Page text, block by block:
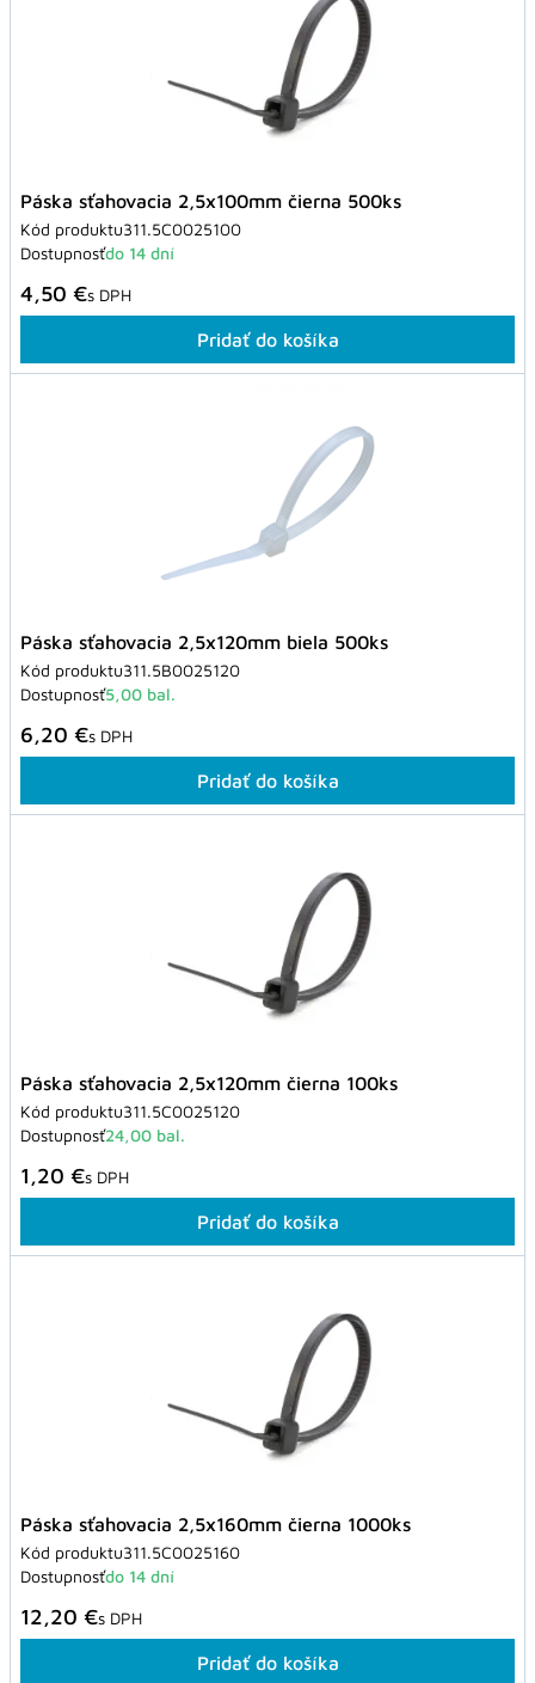
Páska sťahovacia 2,5x100mm čierna 500ks
Kód produktu311.5C0025100
Dostupnosťdo 14 dní
4,50 €s DPH
Pridať do košíka
Páska sťahovacia 2,5x120mm biela 500ks
Kód produktu311.5B0025120
Dostupnosť5,00 bal.
6,20 €s DPH
Pridať do košíka
Páska sťahovacia 2,5x120mm čierna 100ks
Kód produktu311.5C0025120
Dostupnosť24,00 bal.
1,20 €s DPH
Pridať do košíka
Páska sťahovacia 2,5x160mm čierna 1000ks
Kód produktu311.5C0025160
Dostupnosťdo 14 dní
12,20 €s DPH
Pridať do košíka